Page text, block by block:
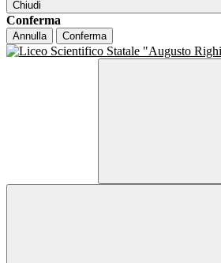
Chiudi
Conferma
Annulla Conferma